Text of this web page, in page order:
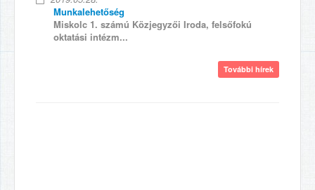
Munkalehetőség
Miskolc 1. számú Közjegyzői Iroda, felsőfokú
oktatási intézm...
További hírek